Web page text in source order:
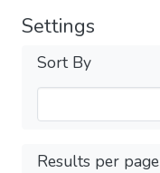
Settings
Sort By
Results per page